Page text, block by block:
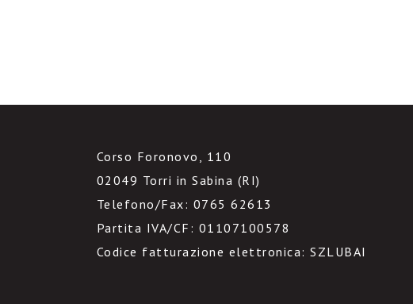
Corso Foronovo, 110
02049 Torri in Sabina (RI)
Telefono/Fax: 0765 62613
Partita IVA/CF: 01107100578
Codice fatturazione elettronica: SZLUBAI